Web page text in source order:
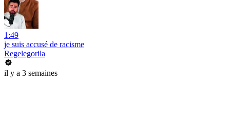
1:49
je suis accusé de racisme
Regelegorila
il y a 3 semaines